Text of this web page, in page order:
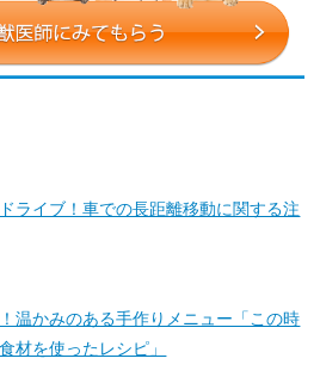
ライブ！車での長距離移動に関する注
温かみのある手作りメニュー「この時
材を使ったレシピ」